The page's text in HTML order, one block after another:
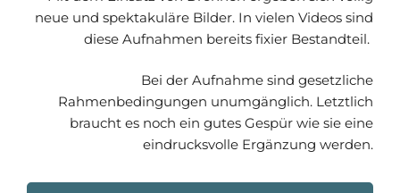
neue und spektakuläre Bilder. In vielen Videos sind
diese Aufnahmen bereits fixier Bestandteil.
Bei der Aufnahme sind gesetzliche
Rahmenbedingungen unumgänglich. Letztlich
braucht es noch ein gutes Gespür wie sie eine
eindrucksvolle Ergänzung werden.